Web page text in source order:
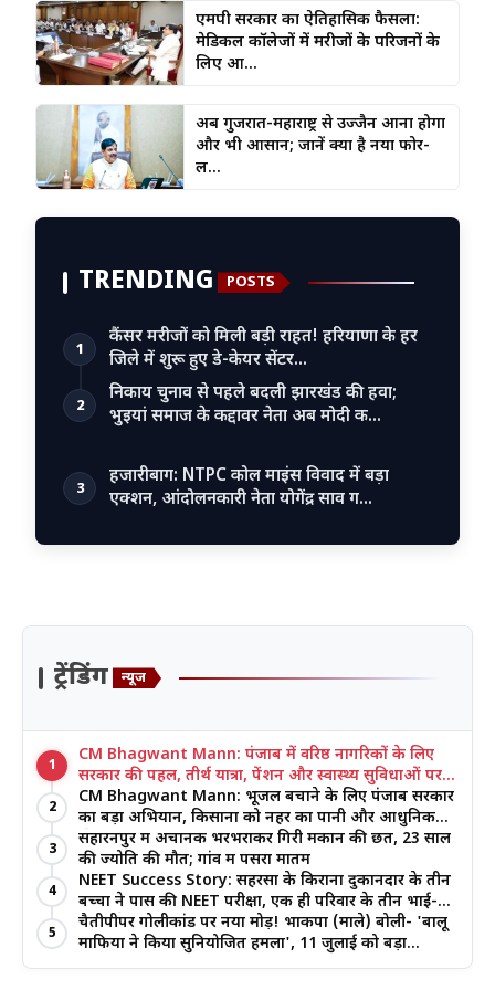
एमपी सरकार का ऐतिहासिक फैसला:
मेडिकल कॉलेजों में मरीजों के परिजनों के
लिए आ...
अब गुजरात-महाराष्ट्र से उज्जैन आना होगा
और भी आसान; जानें क्या है नया फोर-
ल...
TRENDING POSTS
1
कैंसर मरीजों को मिली बड़ी राहत! हरियाणा के हर
जिले में शुरू हुए डे-केयर सेंटर…
2
निकाय चुनाव से पहले बदली झारखंड की हवा;
भुइयां समाज के कद्दावर नेता अब मोदी क…
3
हजारीबाग: NTPC कोल माइंस विवाद में बड़ा
एक्शन, आंदोलनकारी नेता योगेंद्र साव ग…
ट्रेंडिंग न्यूज
1
CM Bhagwant Mann: पंजाब में वरिष्ठ नागरिकों के लिए
सरकार की पहल, तीर्थ यात्रा, पेंशन और स्वास्थ्य सुविधाओं पर
जोर
2
CM Bhagwant Mann: भूजल बचाने के लिए पंजाब सरकार
का बड़ा अभियान, किसानों को नहर का पानी और आधुनिक
खेती का मिल रहा लाभ
3
सहारनपुर में अचानक भरभराकर गिरी मकान की छत, 23 साल
की ज्योति की मौत; गांव में पसरा मातम
4
NEET Success Story: सहरसा के किराना दुकानदार के तीन
बच्चों ने पास की NEET परीक्षा, एक ही परिवार के तीन भाई-
बहनों ने रचा इतिहास
5
चैतीपीपर गोलीकांड पर नया मोड़! भाकपा (माले) बोली- 'बालू
माफिया ने किया सुनियोजित हमला', 11 जुलाई को बड़ा
आंदोलन